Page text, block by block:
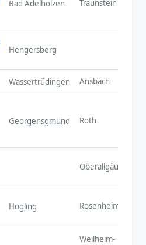
Bad Adelholzen Traunstein
Hengersberg
Wassertrüdingen Ansbach
Georgensgmünd Roth
Oberallgäu
Högling Rosenheim
Weilheim-